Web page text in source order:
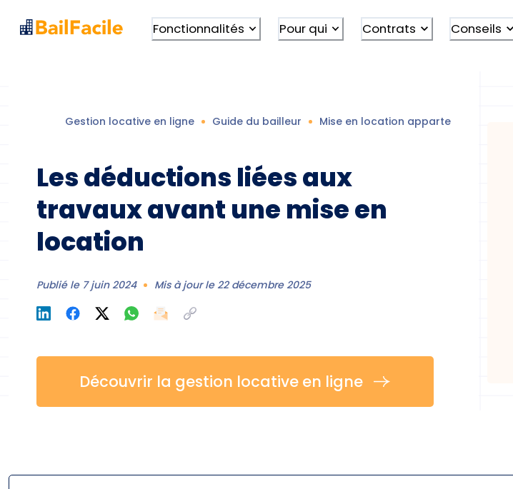
Fonctionnalités Pour qui Contrats Conseils
Gestion locative en ligne Guide du bailleur Mise en location appartement
Les déductions liées aux
travaux avant une mise en
location
Publié le 7 juin 2024 Mis à jour le 22 décembre 2025
Découvrir la gestion locative en ligne